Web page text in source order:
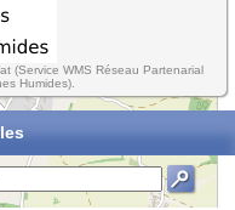
(Service WMS Réseau Partenarial
Humides).